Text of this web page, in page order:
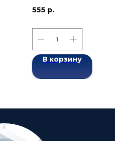
2001
555 р.
В корзину